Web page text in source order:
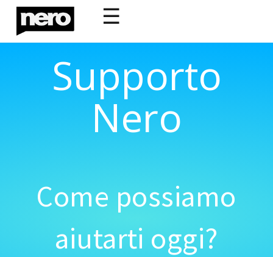
☰
Supporto
Nero
Come possiamo
aiutarti oggi?